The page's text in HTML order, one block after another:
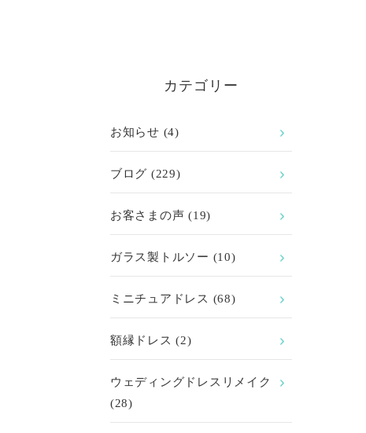
カテゴリー
お知らせ (4)
ブログ (229)
お客さまの声 (19)
ガラス製トルソー (10)
ミニチュアドレス (68)
額縁ドレス (2)
ウェディングドレスリメイク
(28)